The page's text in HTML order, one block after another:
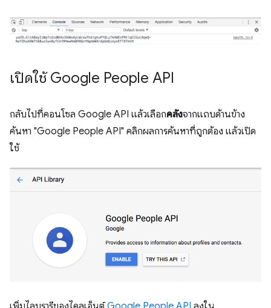
เปิดใช้ Google People API
กลับไปที่คอนโซล Google API แล้วเลือกคลังจากแถบด้านข้าง
ค้นหา "Google People API" คลิกผลการค้นหาที่ถูกต้อง แล้วเปิด
ใช้